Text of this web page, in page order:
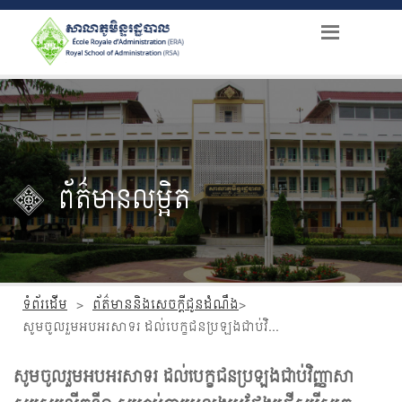
ព័ត៌មានលម្អិត
ទំព័រដើម > ព័ត៌មាននិងសេចក្តីជូនដំណឹង>
សូមចូលរួមអបអរសាទរ ដល់បេក្ខជនប្រឡងជាប់វិញ្ញាសាសរសេរលើកទី១ សម្រាប់ការប្រឡងប្រជែងជ្រើសរើសគ្រូបង្រៀននៅបឋមសិក្សា
សូមចូលរួមអបអរសាទរ ដល់បេក្ខជនប្រឡងជាប់វិញ្ញាសា